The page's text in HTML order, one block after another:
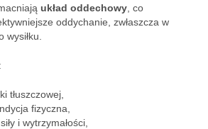
układ oddechowy , co
oddychanie, zwłaszcza w
tłuszczowej,
fizyczna,
i wytrzymałości,